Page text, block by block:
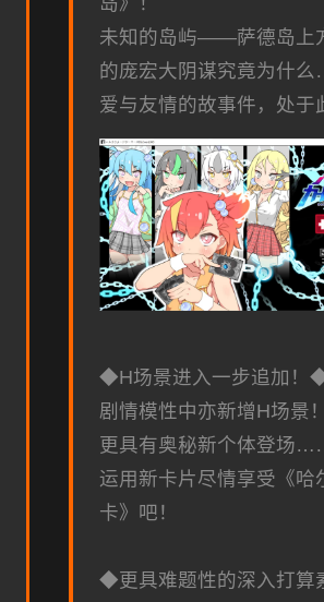
未知的岛屿——萨德岛上
的庞宏大阴谋究竟为什
爱与友情的故事件，处于
◆H场景进入一步追加！
剧情模性中亦新增H场景！
更具有奥秘新个体登场
运用新卡片尽情享受《哈
卡》吧！
◆更具难题性的深入打算